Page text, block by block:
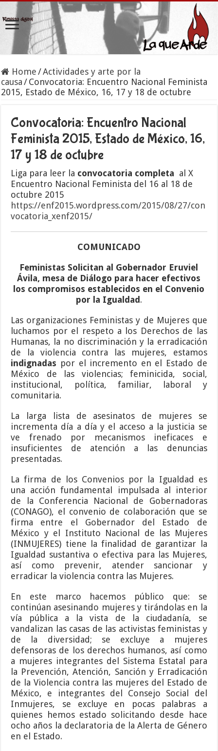
Home /Actividades y arte por la
causa /Convocatoria: Encuentro Nacional Feminista
2015, Estado de México, 16, 17 y 18 de octubre
Convocatoria: Encuentro Nacional
Feminista 2015, Estado de México, 16,
17 y 18 de octubre
Liga para leer la convocatoria completa al X
Encuentro Nacional Feminista del 16 al 18 de
octubre 2015
https://enf2015.wordpress.com/2015/08/27/con
vocatoria_xenf2015/
COMUNICADO
Feministas Solicitan al Gobernador Eruviel
Ávila, mesa de Diálogo para hacer efectivos
los compromisos establecidos en el Convenio
por la Igualdad .
Las organizaciones Feministas y de Mujeres que
luchamos por el respeto a los Derechos de las
Humanas, la no discriminación y la erradicación
de la violencia contra las mujeres, estamos
indignadas por el incremento en el Estado de
México de las violencias; feminicida, social,
institucional, política, familiar, laboral y
comunitaria.
La larga lista de asesinatos de mujeres se
incrementa día a día y el acceso a la justicia se
ve frenado por mecanismos ineficaces e
insuficientes de atención a las denuncias
presentadas.
La firma de los Convenios por la Igualdad es
una acción fundamental impulsada al interior
de la Conferencia Nacional de Gobernadoras
(CONAGO), el convenio de colaboración que se
firma entre el Gobernador del Estado de
México y el Instituto Nacional de las Mujeres
(INMUJERES) tiene la finalidad de garantizar la
Igualdad sustantiva o efectiva para las Mujeres,
así como prevenir, atender sancionar y
erradicar la violencia contra las Mujeres.
En este marco hacemos público que: se
continúan asesinando mujeres y tirándolas en la
vía pública a la vista de la ciudadanía, se
vandalizan las casas de las activistas feministas y
de la diversidad; se excluye a mujeres
defensoras de los derechos humanos, así como
a mujeres integrantes del Sistema Estatal para
la Prevención, Atención, Sanción y Erradicación
de la Violencia contra las mujeres del Estado de
México, e integrantes del Consejo Social del
Inmujeres, se excluye en pocas palabras a
quienes hemos estado solicitando desde hace
ocho años la declaratoria de la Alerta de Género
en el Estado.